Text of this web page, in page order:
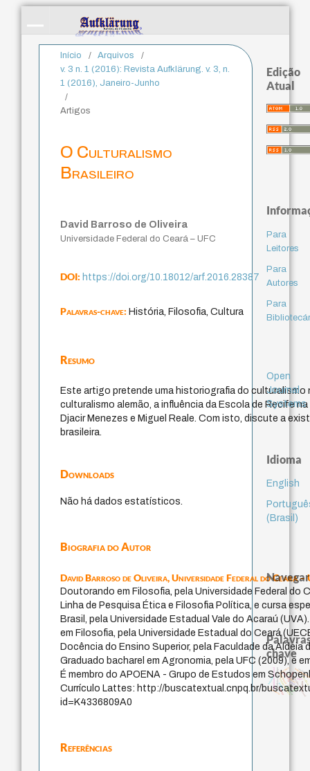
Início / Arquivos
/
v. 3 n. 1 (2016): Revista Aufklärung. v. 3, n.
1 (2016), Janeiro-Junho
/
Artigos
O Culturalismo
Brasileiro
David Barroso de Oliveira
Universidade Federal do Ceará – UFC
DOI:https://doi.org/10.18012/arf.2016.28387
Palavras-chave:História, Filosofia, Cultura
Resumo
Este artigo pretende uma historiografia do culturalismo
culturalismo alemão, a influência da Escola de Recife
Djacir Menezes e Miguel Reale. Com isto, discute a
brasileira.
Downloads
Não há dados estatísticos.
Biografia do Autor
David Barroso de Oliveira,Universidade Federal do Ceará –
Doutorando em Filosofia, pela Universidade Federal do
Linha de Pesquisa Ética e Filosofia Política, e cursa
Brasil, pela Universidade Estadual Vale do Acaraú
em Filosofia, pela Universidade Estadual do Ceará
Docência do Ensino Superior, pela Faculdade da Aldeia
Graduado bacharel em Agronomia, pela UFC (2009), e
É membro do APOENA - Grupo de Estudos em
Currículo Lattes: http://buscatextual.cnpq.br/
id=K4336809A0
Referências
Edição
Atual
Para
Leitores
Para
Autores
Para
Open
Journal
Systems
Idioma
English
(Brasil)
Navegar
chave
fundamentalismojacobi
protágorasexperiência temporal
metafísica do tempo género idade
intolerância
identidade nacional homem-medida
j.c.m. neto
palavra perdón
leyes
violencia
logos
lei
desejo
sacrifício
bataille mind
therapy
animais realidad